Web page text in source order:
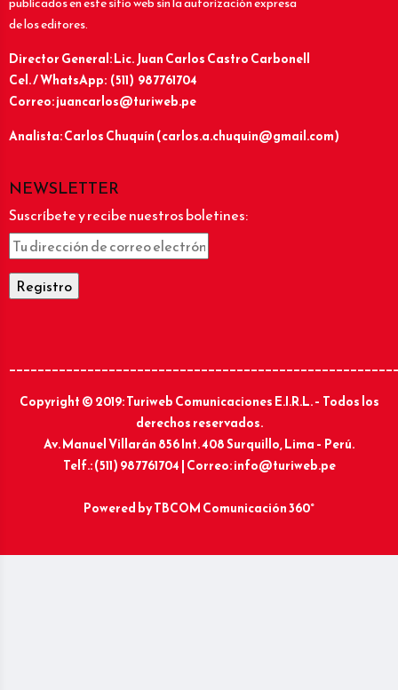
de los editores.
Director General: Lic.Juan Carlos Castro Carbonell
Cel. / WhatsApp: (511) 987761704
Correo: juancarlos@turiweb.pe
Analista: Carlos Chuquín (carlos.a.chuquin@gmail.com)
NEWSLETTER
Suscríbete y recibe nuestros boletines:
Copyright © 2019: Turiweb Comunicaciones E.I.R.L. – Todos los
derechos reservados.
Av. Manuel Villarán 856 Int. 408 Surquillo, Lima – Perú.
Telf.: (511) 987761704 | Correo: info@turiweb.pe
Powered byTBCOM Comunicación 360°